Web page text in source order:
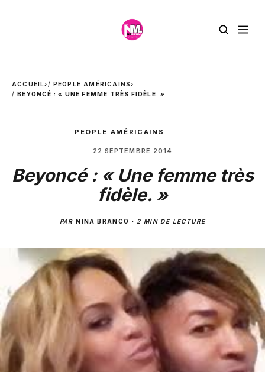
ACCUEIL› PEOPLE AMÉRICAINS›
BEYONCÉ : « UNE FEMME TRÈS FIDÈLE. »
PEOPLE AMÉRICAINS
22 SEPTEMBRE 2014
Beyoncé : « Une femme très
fidèle. »
PARNINA BRANCO · 2 MIN DE LECTURE